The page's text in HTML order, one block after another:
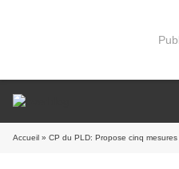
Accueil » CP du PLD: Propose cinq mesures capables